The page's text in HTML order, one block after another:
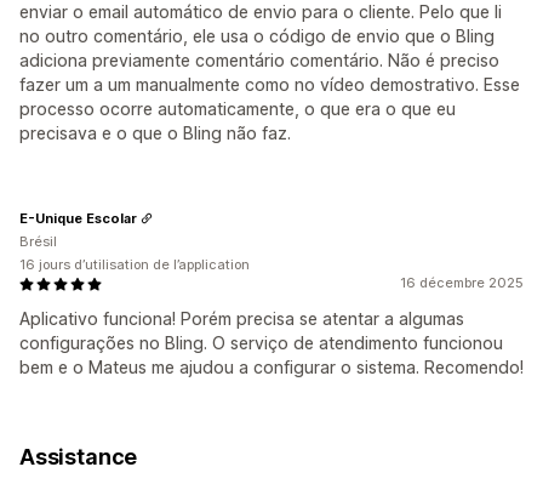
enviar o email automático de envio para o cliente. Pelo que li
no outro comentário, ele usa o código de envio que o Bling
adiciona previamente comentário comentário. Não é preciso
fazer um a um manualmente como no vídeo demostrativo. Esse
processo ocorre automaticamente, o que era o que eu
precisava e o que o Bling não faz.
16 décembre 2025
Aplicativo funciona! Porém precisa se atentar a algumas
configurações no Bling. O serviço de atendimento funcionou
bem e o Mateus me ajudou a configurar o sistema. Recomendo!
E-Unique Escolar
Brésil
16 jours d’utilisation de l’application
Assistance